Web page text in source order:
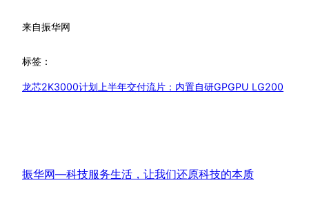
来自振华网
标签：
龙芯2K3000计划上半年交付流片：内置自研GPGPU LG200
振华网—科技服务生活，让我们还原科技的本质